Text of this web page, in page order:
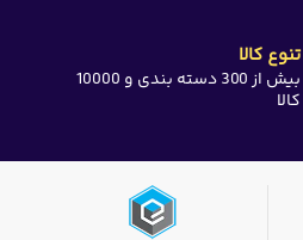
تنوع کالا
بیش از 300 دسته بندی و 10000
کالا